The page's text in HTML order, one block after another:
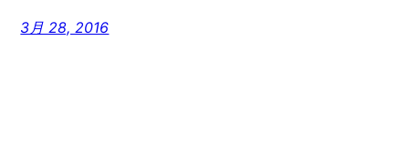
3月 28, 2016